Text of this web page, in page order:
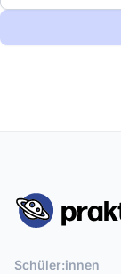
Schüler:innen